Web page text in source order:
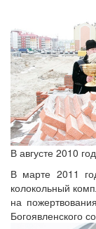
В августе 2010
В марте 2011
колокольный
на
Богоявленского